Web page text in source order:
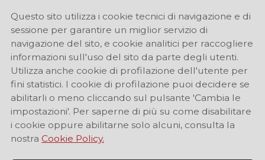
Questo sito utilizza i cookie tecnici di navigazione e di
sessione per garantire un miglior servizio di
navigazione del sito, e cookie analitici per raccogliere
informazioni sull'uso del sito da parte degli utenti.
Utilizza anche cookie di profilazione dell'utente per
fini statistici. I cookie di profilazione puoi decidere se
abilitarli o meno cliccando sul pulsante 'Cambia le
impostazioni'. Per saperne di più su come disabilitare
i cookie oppure abilitarne solo alcuni, consulta la
nostra Cookie Policy.